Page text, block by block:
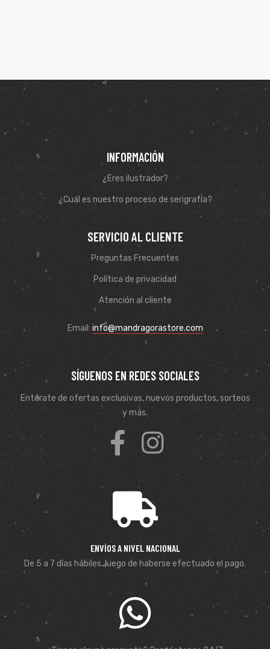
INFORMACIÓN
¿Eres ilustrador?
¿Cuál es nuestro proceso de serigrafía?
SERVICIO AL CLIENTE
Preguntas Frecuentes
Política de privacidad
Atención al cliente
Email: info@mandragorastore.com
SÍGUENOS EN REDES SOCIALES
Entérate de ofertas exclusivas, nuevos productos, sorteos
y más.
ENVÍOS A NIVEL NACIONAL
De 5 a 7 días hábiles. luego de haberse efectuado el pago.